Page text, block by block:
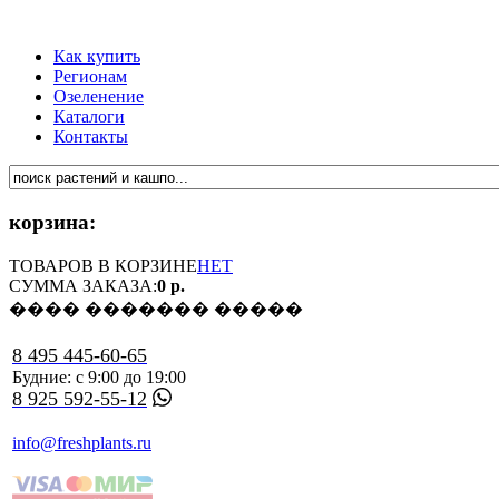
Как купить
Регионам
Озеленение
Каталоги
Контакты
корзина:
ТОВАРОВ В КОРЗИНЕНЕТ
СУММА ЗАКАЗА:0 р.
���� ������� �����
8 495 445-60-65
Будние: с 9:00 до 19:00
8 925 592-55-12
info@freshplants.ru